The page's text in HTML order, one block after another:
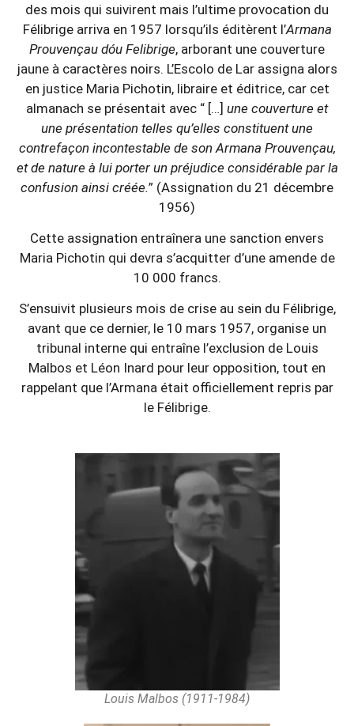
des mois qui suivirent mais l’ultime provocation du
Félibrige arriva en 1957 lorsqu’ils éditèrent l’Armana
Prouvençau dóu Felibrige, arborant une couverture
jaune à caractères noirs. L’Escolo de Lar assigna alors
en justice Maria Pichotin, libraire et éditrice, car cet
almanach se présentait avec “ […] une couverture et
une présentation telles qu’elles constituent une
contrefaçon incontestable de son Armana Prouvençau,
et de nature à lui porter un préjudice considérable par la
confusion ainsi créée.” (Assignation du 21 décembre
1956)
Cette assignation entraînera une sanction envers
Maria Pichotin qui devra s’acquitter d’une amende de
10 000 francs.
S’ensuivit plusieurs mois de crise au sein du Félibrige,
avant que ce dernier, le 10 mars 1957, organise un
tribunal interne qui entraîne l’exclusion de Louis
Malbos et Léon Inard pour leur opposition, tout en
rappelant que l’Armana était officiellement repris par
le Félibrige.
Louis Malbos (1911-1984)